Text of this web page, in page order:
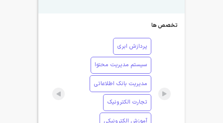
تخصص ها
پردازش ابری
سیستم مدیریت محتوا
مدیریت بانک اطلاعاتی
تجارت الکترونیک
آموزش الکترونیکی